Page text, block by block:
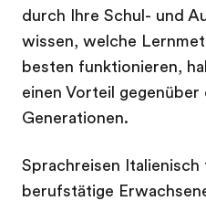
durch Ihre Schul- und
wissen, welche
besten funktionieren,
einen Vorteil gegenüber
Generationen.
Sprachreisen Italienisch
berufstätige